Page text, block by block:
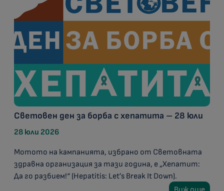
Световен ден за борба с хепатита – 28 юли
28 юли 2026
Мотото на кампанията, избрано от Световната
здравна организация за тази година, е „Хепатит:
Да го разбием!“ (Hepatitis: Let’s Break It Down).